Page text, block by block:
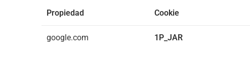
Propiedad Cookie
google.com 1P_JAR